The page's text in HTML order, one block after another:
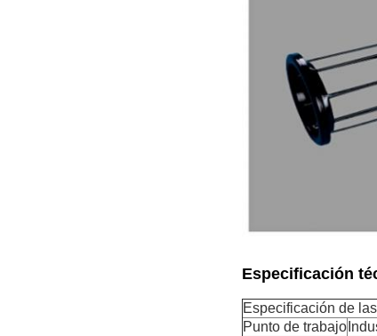
Especificación
Especificación de
Punto de trabajo